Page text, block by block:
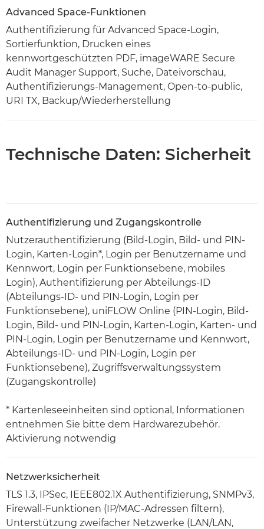
Advanced Space-Funktionen
Authentifizierung für Advanced Space-Login,
Sortierfunktion, Drucken eines
kennwortgeschützten PDF, imageWARE Secure
Audit Manager Support, Suche, Dateivorschau,
Authentifizierungs-Management, Open-to-public,
URI TX, Backup/Wiederherstellung
Technische Daten: Sicherheit
Authentifizierung und Zugangskontrolle
Nutzerauthentifizierung (Bild-Login, Bild- und PIN-
Login, Karten-Login*, Login per Benutzername und
Kennwort, Login per Funktionsebene, mobiles
Login), Authentifizierung per Abteilungs-ID
(Abteilungs-ID- und PIN-Login, Login per
Funktionsebene), uniFLOW Online (PIN-Login, Bild-
Login, Bild- und PIN-Login, Karten-Login, Karten- und
PIN-Login, Login per Benutzername und Kennwort,
Abteilungs-ID- und PIN-Login, Login per
Funktionsebene), Zugriffsverwaltungssystem
(Zugangskontrolle)
* Kartenleseeinheiten sind optional, Informationen
entnehmen Sie bitte dem Hardwarezubehör.
Aktivierung notwendig
Netzwerksicherheit
TLS 1.3, IPSec, IEEE802.1X Authentifizierung, SNMPv3,
Firewall-Funktionen (IP/MAC-Adressen filtern),
Unterstützung zweifacher Netzwerke (LAN/LAN,